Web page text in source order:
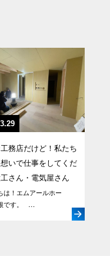
務店だけど！私たち
いで仕事をしてくだ
さん・電気屋さん
は！エムアールホー
です。 …